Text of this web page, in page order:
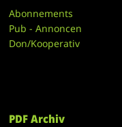
Abonnements
Pub - Annoncen
Don/Kooperativ
PDF Archiv